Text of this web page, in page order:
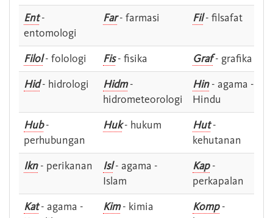
Ent-
entomologi
Far- farmasi Fil- filsafat
Filol- folologi Fis- fisika Graf- grafika
Hid- hidrologi Hidm-
hidrometeorologi
Hin- agama -
Hindu
Hub-
perhubungan
Huk- hukum Hut-
kehutanan
Ikn- perikanan Isl- agama -
Islam
Kap-
perkapalan
Kat- agama -
Kim- kimia Komp-